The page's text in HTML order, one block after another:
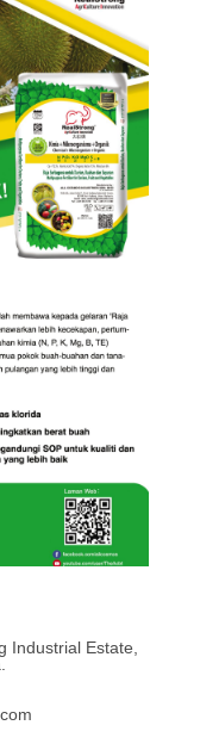
Industrial Estate,